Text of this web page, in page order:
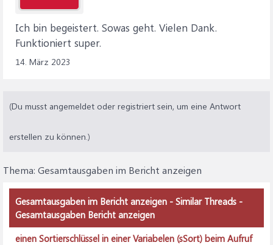
Ich bin begeistert. Sowas geht. Vielen Dank.
Funktioniert super.
14. März 2023
(Du musst angemeldet oder registriert sein, um eine Antwort
erstellen zu können.)
Thema: Gesamtausgaben im Bericht anzeigen
Gesamtausgaben im Bericht anzeigen - Similar Threads -
Gesamtausgaben Bericht anzeigen
einen Sortierschlüssel in einer Variabelen (sSort) beim Aufruf